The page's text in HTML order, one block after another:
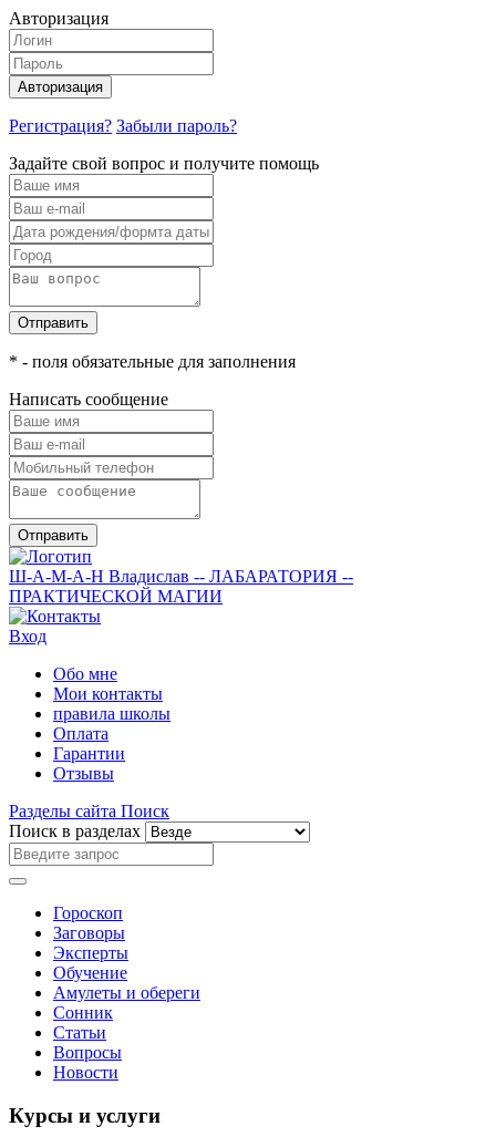
Авторизация
Авторизация
Регистрация? Забыли пароль?
Задайте свой вопрос и получите помощь
Отправить
* - поля обязательные для заполнения
Написать сообщение
Отправить
Ш-А-М-А-Н Владислав -- ЛАБАРАТОРИЯ --
ПРАКТИЧЕСКОЙ МАГИИ
Вход
Обо мне
Мои контакты
правила школы
Оплата
Гарантии
Отзывы
Разделы сайта Поиск
Поиск в разделах
Гороскоп
Заговоры
Эксперты
Обучение
Амулеты и обереги
Сонник
Статьи
Вопросы
Новости
Курсы и услуги